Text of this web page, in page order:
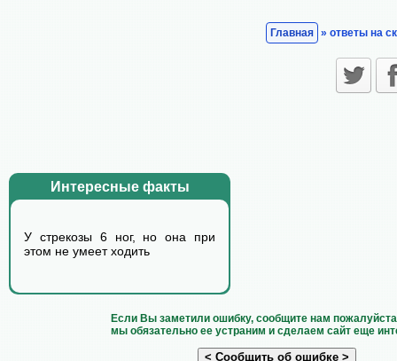
Интересные факты
У стрекозы 6 ног, но она при
этом не умеет ходить
Главная » ответы на
Если Вы заметили ошибку, сообщите нам
мы обязательно ее устраним и сделаем сайт еще